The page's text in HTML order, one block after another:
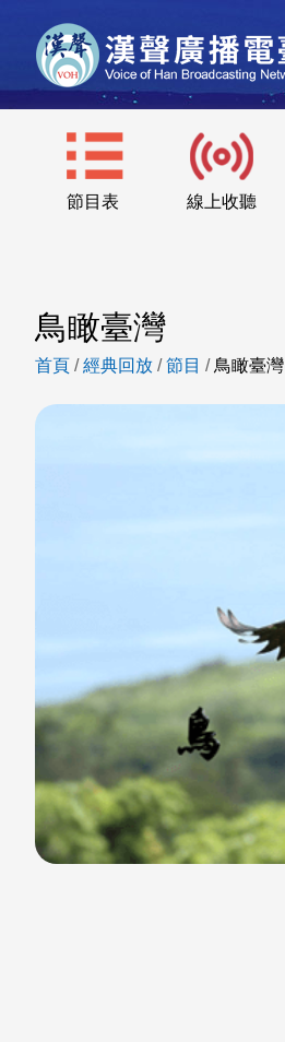
節目表 線上收聽
鳥瞰臺灣
首頁 /經典回放 /節目 / 鳥瞰臺灣